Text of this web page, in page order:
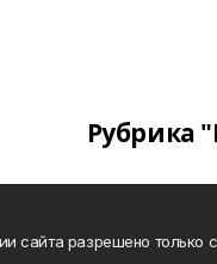
Рубрика
сайта разрешено только